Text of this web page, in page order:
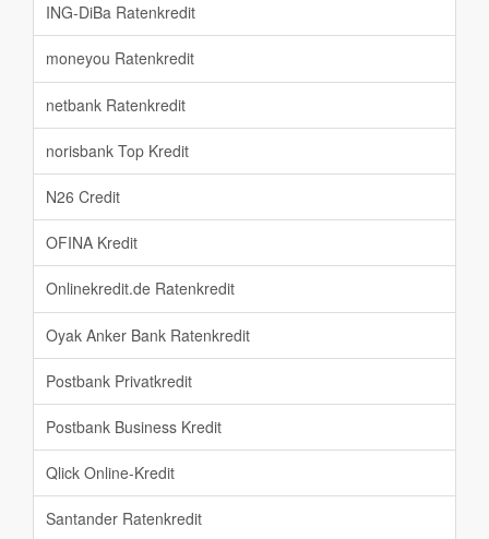
ING-DiBa Ratenkredit
moneyou Ratenkredit
netbank Ratenkredit
norisbank Top Kredit
N26 Credit
OFINA Kredit
Onlinekredit.de Ratenkredit
Oyak Anker Bank Ratenkredit
Postbank Privatkredit
Postbank Business Kredit
Qlick Online-Kredit
Santander Ratenkredit